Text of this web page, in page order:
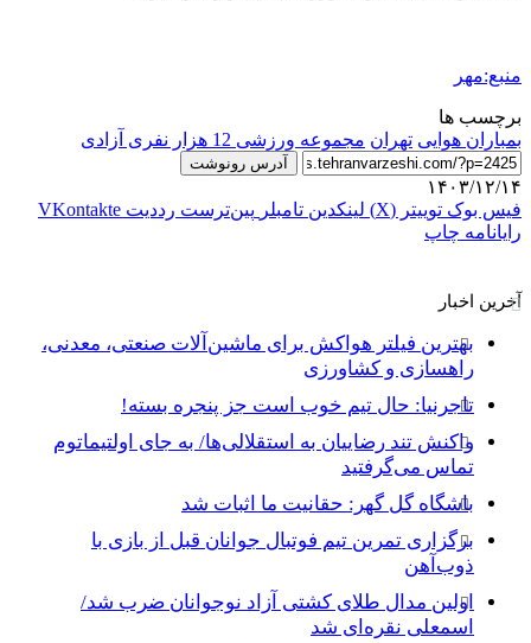
منبع:مهر
برچسب ها
بمباران هوایی تهران مجموعه ورزشی 12 هزار نفری آزادی
آدرس رونوشت
۱۴۰۳/۱۲/۱۴
فیس بوک توییتر (X) لینکدین ‫تامبلر ‫پین‌ترست ‫رددیت ‫VKontakte
رایانامه چاپ
آخرین اخبار
بهترین فیلتر هواکش برای ماشین‌آلات صنعتی، معدنی،
راهسازی و کشاورزی
تاجرنیا: حال تیم خوب است جز پنجره بسته!
واکنش تند رضاییان به استقلالی‌ها/ به جای اولتیماتوم
تماس می‌گرفتید
باشگاه گل گهر: حقانیت ما اثبات شد
برگزاری تمرین تیم فوتبال جوانان قبل از بازی با
ذوب‌آهن
اولین مدال طلای کشتی آزاد نوجوانان ضرب شد/
اسمعلی نقره‌ای شد